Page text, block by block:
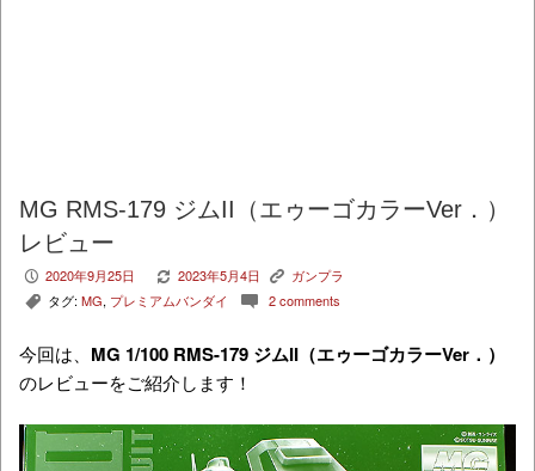
MG RMS-179 ジムII（エゥーゴカラーVer．）
レビュー
P 2020年9月25日 V 2023年5月4日 K ガンプラ
, タグ: MG, プレミアムバンダイ c 2 comments
今回は、 MG 1/100 RMS-179 ジムII（エゥーゴカラーVer．）
のレビューをご紹介します！